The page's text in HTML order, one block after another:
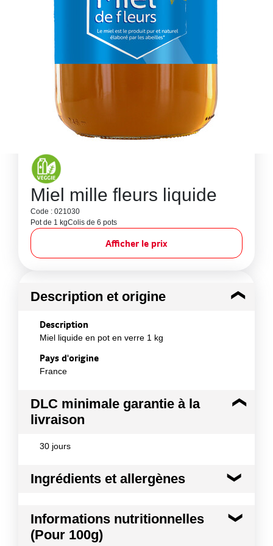
Miel mille fleurs liquide
Code : 021030
Pot de 1 kgColis de 6 pots
Afficher le prix
Description et origine
Description
Miel liquide en pot en verre 1 kg
Pays d'origine
France
DLC minimale garantie à la
livraison
30 jours
Ingrédients et allergènes
miel.
Conformément aux informations transmises
Informations nutritionnelles
(Pour 100g)